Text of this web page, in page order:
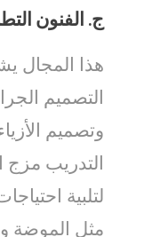
ج. الفنون
هذا المجال
التصميم
وتصميم
التدريب مزج
لتلبية
مثل الموضة